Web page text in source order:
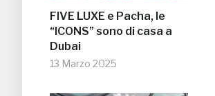
FIVE LUXE e Pacha, le
“ICONS” sono di casa a
Dubai
13 Marzo 2025